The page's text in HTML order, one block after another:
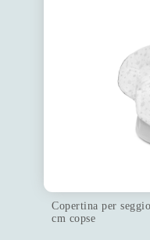
Copertina per
cm copse